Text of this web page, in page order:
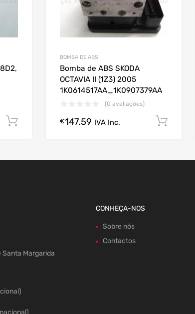
Comprar Agora!
BOMBA DE ABS
Bomba de ABS SKODA
OCTAVIA II (1Z3) 2005
1K0614517AA_1K0907379AA
(0 avaliações)
€147.59 IVA Inc.
Santa Margarida
CONHEÇA-NOS
Sobre nós
Contactos